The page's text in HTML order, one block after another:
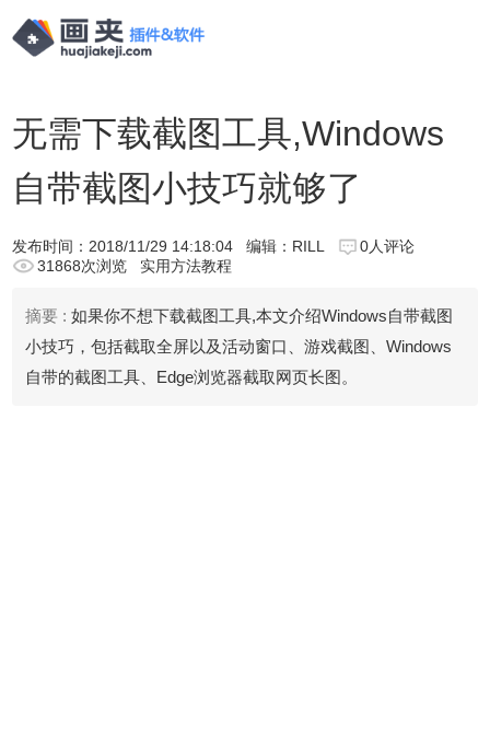
无需下载截图工具,Windows
自带截图小技巧就够了
发布时间： 2018/11/29 14:18:04 编辑：RILL
0人评论
31868次浏览
实用方法教程
摘要 : 如果你不想下载截图工具,本文介绍Windows自带截图
小技巧，包括截取全屏以及活动窗口、游戏截图、Windows
自带的截图工具、Edge浏览器截取网页长图。